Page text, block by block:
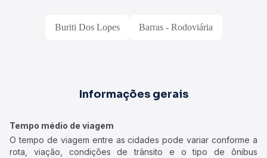
Buriti Dos Lopes Barras - Rodoviária
Informações gerais
Tempo médio de viagem
O tempo de viagem entre as cidades pode variar conforme a
rota, viação, condições de trânsito e o tipo de ônibus